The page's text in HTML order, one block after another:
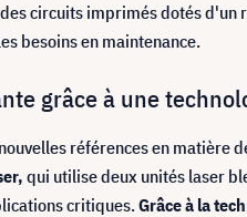
des circuits imprimés dotés d'un
besoins en maintenance.
grâce à une
références en matière
qui utilise deux unités laser
critiques.Grâce à la